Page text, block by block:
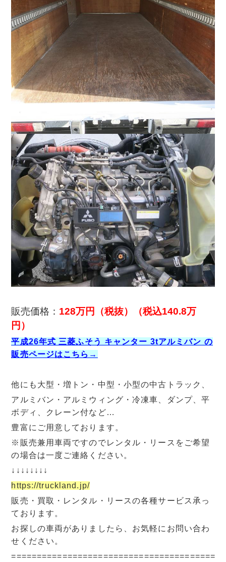
販売価格： 128万円（税抜）（税込140.8万
円）
平成26年式 三菱ふそう キャンター 3tアルミバン の
販売ページはこちら→
他にも大型・増トン・中型・小型の中古トラック、
アルミバン・アルミウィング・冷凍車、ダンプ、平
ボディ、クレーン付など…
豊富にご用意しております。
※販売兼用車両ですのでレンタル・リースをご希望
の場合は一度ご連絡ください。
↓↓↓↓↓↓↓↓
https://truckland.jp/
販売・買取・レンタル・リースの各種サービス承っ
ております。
お探しの車両がありましたら、お気軽にお問い合わ
せください。
=========================================